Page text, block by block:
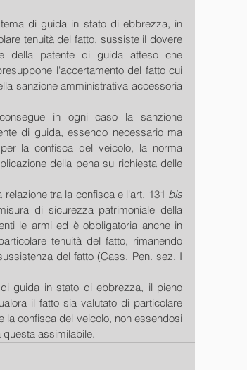
di guida in stato di ebbrezza, in
tenuità del fatto, sussiste il dovere
della patente di guida atteso che
l'accertamento del fatto cui
sanzione amministrativa accessoria
in ogni caso la sanzione
di guida, essendo necessario ma
la confisca del veicolo, la norma
della pena su richiesta delle
tra la confisca e l'art. 131 bis
di sicurezza patrimoniale della
le armi ed è obbligatoria anche in
tenuità del fatto, rimanendo
del fatto (Cass. Pen. sez. I
guida in stato di ebbrezza, il pieno
il fatto sia valutato di particolare
confisca del veicolo, non essendosi
assimilabile.